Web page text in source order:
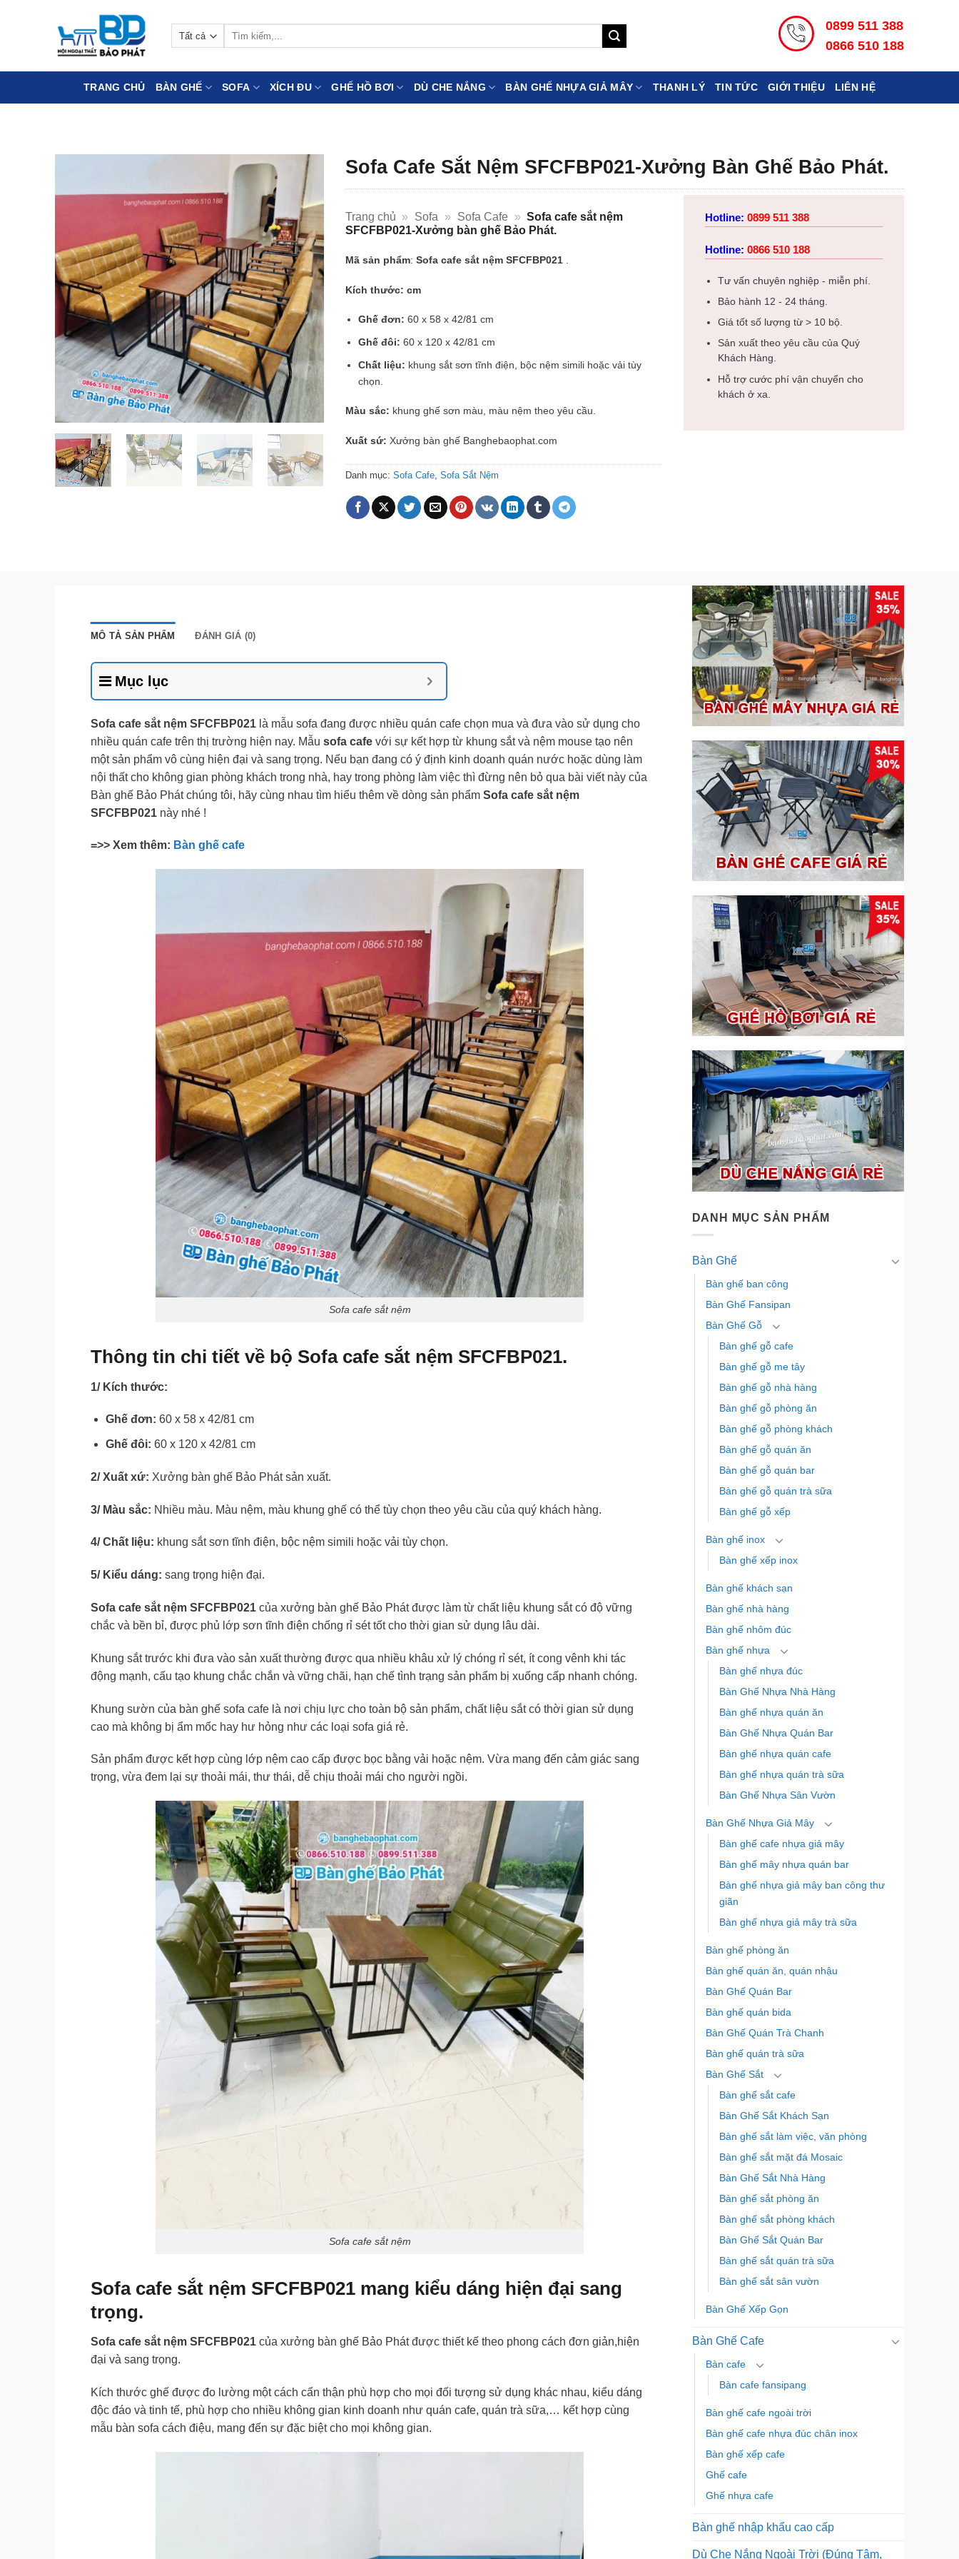
0899 511 388
0866 510 188
TRANG CHỦ BÀN GHẾ SOFA XÍCH ĐU GHẾ HỒ BƠI DÙ CHE NẮNG BÀN GHẾ NHỰA GIẢ MÂY THANH LÝ TIN TỨC GIỚI THIỆU LIÊN HỆ
Sofa Cafe Sắt Nệm SFCFBP021-Xưởng Bàn Ghế Bảo Phát.
Trang chủ » Sofa » Sofa Cafe » Sofa cafe sắt nệm
SFCFBP021-Xưởng bàn ghế Bảo Phát.
Mã sản phẩm: Sofa cafe sắt nệm SFCFBP021.
Kích thước: cm
Ghế đơn: 60 x 58 x 42/81 cm
Ghế đôi:60 x 120 x 42/81 cm
Chất liệu: khung sắt sơn tĩnh điện, bộc nệm simili hoặc vải tùy
chọn.
Màu sắc: khung ghế sơn màu, màu nệm theo yêu cầu.
Xuất sứ: Xưởng bàn ghế Banghebaophat.com
Danh mục: Sofa Cafe, Sofa Sắt Nệm
Hotline: 0899 511 388
Hotline: 0866 510 188
Tư vấn chuyên nghiệp - miễn phí.
Bảo hành 12 - 24 tháng.
Giá tốt số lượng từ > 10 bộ.
Sản xuất theo yêu cầu của Quý
Khách Hàng.
Hỗ trợ cước phí vận chuyển cho
khách ở xa.
MÔ TẢ SẢN PHẨM ĐÁNH GIÁ (0)
Mục lục
Sofa cafe sắt nệm SFCFBP021 là mẫu sofa đang được nhiều quán cafe chọn mua và đưa vào sử dụng cho
nhiều quán cafe trên thị trường hiện nay. Mẫu sofa cafe với sự kết hợp từ khung sắt và nệm mouse tạo nên
một sản phẩm vô cùng hiện đại và sang trọng. Nếu bạn đang có ý định kinh doanh quán nước hoặc dùng làm
nội thất cho không gian phòng khách trong nhà, hay trong phòng làm việc thì đừng nên bỏ qua bài viết này của
Bàn ghế Bảo Phát chúng tôi, hãy cùng nhau tìm hiểu thêm về dòng sản phẩm Sofa cafe sắt nệm
SFCFBP021 này nhé !
=>> Xem thêm: Bàn ghế cafe
Sofa cafe sắt nệm
Thông tin chi tiết về bộ Sofa cafe sắt nệm SFCFBP021.
1/ Kích thước:
Ghế đơn: 60 x 58 x 42/81 cm
Ghế đôi: 60 x 120 x 42/81 cm
2/ Xuất xứ: Xưởng bàn ghế Bảo Phát sản xuất.
3/ Màu sắc: Nhiều màu. Màu nệm, màu khung ghế có thể tùy chọn theo yêu cầu của quý khách hàng.
4/ Chất liệu: khung sắt sơn tĩnh điện, bộc nệm simili hoặc vải tùy chọn.
5/ Kiểu dáng: sang trọng hiện đại.
Sofa cafe sắt nệm SFCFBP021 của xưởng bàn ghế Bảo Phát được làm từ chất liệu khung sắt có độ vững
chắc và bền bỉ, được phủ lớp sơn tĩnh điện chống rỉ sét tốt cho thời gian sử dụng lâu dài.
Khung sắt trước khi đưa vào sản xuất thường được qua nhiều khâu xử lý chóng rỉ sét, ít cong vênh khi tác
động mạnh, cấu tạo khung chắc chắn và vững chãi, hạn chế tình trạng sản phẩm bị xuống cấp nhanh chóng.
Khung sườn của bàn ghế sofa cafe là nơi chịu lực cho toàn bộ sản phẩm, chất liệu sắt có thời gian sử dụng
cao mà không bị ẩm mốc hay hư hỏng như các loại sofa giá rẻ.
Sản phẩm được kết hợp cùng lớp nệm cao cấp được bọc bằng vải hoặc nệm. Vừa mang đến cảm giác sang
trọng, vừa đem lại sự thoải mái, thư thái, dễ chịu thoải mái cho người ngồi.
Sofa cafe sắt nệm
Sofa cafe sắt nệm SFCFBP021 mang kiểu dáng hiện đại sang
trọng.
Sofa cafe sắt nệm SFCFBP021 của xưởng bàn ghế Bảo Phát được thiết kế theo phong cách đơn giản,hiện
đại và sang trọng.
Kích thước ghế được đo lường một cách cẩn thận phù hợp cho mọi đối tượng sử dụng khác nhau, kiểu dáng
độc đáo và tinh tế, phù hợp cho nhiều không gian kinh doanh như quán cafe, quán trà sữa,… kết hợp cùng
mẫu bàn sofa cách điệu, mang đến sự đặc biệt cho mọi không gian.
DANH MỤC SẢN PHẨM
Bàn Ghế
Bàn ghế ban công
Bàn Ghế Fansipan
Bàn Ghế Gỗ
Bàn ghế gỗ cafe
Bàn ghế gỗ me tây
Bàn ghế gỗ nhà hàng
Bàn ghế gỗ phòng ăn
Bàn ghế gỗ phòng khách
Bàn ghế gỗ quán ăn
Bàn ghế gỗ quán bar
Bàn ghế gỗ quán trà sữa
Bàn ghế gỗ xếp
Bàn ghế inox
Bàn ghế xếp inox
Bàn ghế khách sạn
Bàn ghế nhà hàng
Bàn ghế nhôm đúc
Bàn ghế nhựa
Bàn ghế nhựa đúc
Bàn Ghế Nhựa Nhà Hàng
Bàn ghế nhựa quán ăn
Bàn Ghế Nhựa Quán Bar
Bàn ghế nhựa quán cafe
Bàn ghế nhựa quán trà sữa
Bàn Ghế Nhựa Sân Vườn
Bàn Ghế Nhựa Giả Mây
Bàn ghế cafe nhựa giả mây
Bàn ghế mây nhựa quán bar
Bàn ghế nhựa giả mây ban công thư
giãn
Bàn ghế nhựa giả mây trà sữa
Bàn ghế phòng ăn
Bàn ghế quán ăn, quán nhậu
Bàn Ghế Quán Bar
Bàn ghế quán bida
Bàn Ghế Quán Trà Chanh
Bàn ghế quán trà sữa
Bàn Ghế Sắt
Bàn ghế sắt cafe
Bàn Ghế Sắt Khách Sạn
Bàn ghế sắt làm việc, văn phòng
Bàn ghế sắt mặt đá Mosaic
Bàn Ghế Sắt Nhà Hàng
Bàn ghế sắt phòng ăn
Bàn ghế sắt phòng khách
Bàn Ghế Sắt Quán Bar
Bàn ghế sắt quán trà sữa
Bàn ghế sắt sân vườn
Bàn Ghế Xếp Gọn
Bàn Ghế Cafe
Bàn cafe
Bàn cafe fansipang
Bàn ghế cafe ngoài trời
Bàn ghế cafe nhựa đúc chân inox
Bàn ghế xếp cafe
Ghế cafe
Ghế nhựa cafe
Bàn ghế nhập khẩu cao cấp
Dù Che Nắng Ngoài Trời (Đúng Tâm,